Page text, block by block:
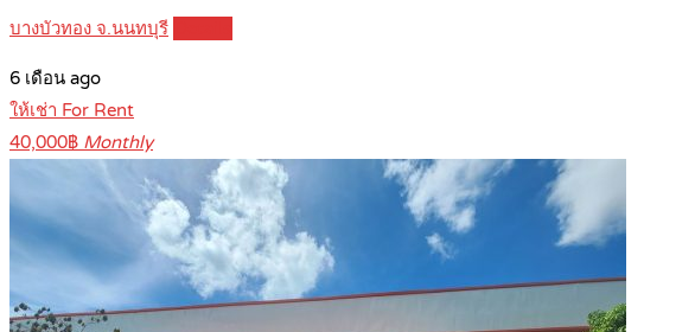
บางบัวทอง จ.นนทบุรี
6 เดือน ago
ให้เช่า For Rent
40,000฿ Monthly